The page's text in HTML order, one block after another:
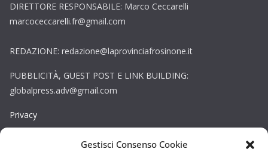
Gestisci Consenso Cookie
DIRETTORE RESPONSABILE: Marco Ceccarelli
marcoceccarelli.fr@gmail.com
REDAZIONE: redazione@laprovinciafrosinone.it
PUBBLICITÀ, GUEST POST E LINK BUILDING:
globalpress.adv@gmail.com
Privacy